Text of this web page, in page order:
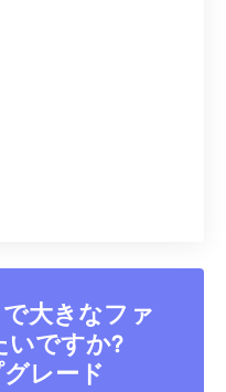
大きなファ
いですか?
レード